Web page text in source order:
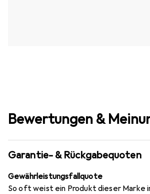
Bewertungen &
Garantie- & Rückgabequoten
Gewährleistungsfallquote
So oft weist ein Produkt dieser Marke